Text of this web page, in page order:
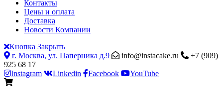
Контакты
Цены и оплата
Доставка
Новости Компании
Кнопка Закрыть
г. Москва, ул. Паперника д.9
info@instacake.ru
+7 (909)
925 68 17
Instagram
Linkedin Facebook YouTube